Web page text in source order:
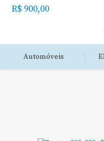
R$ 900,00
Automóveis